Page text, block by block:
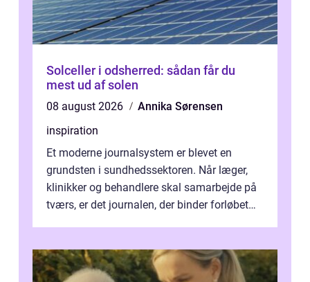
Solceller i odsherred: sådan får du
mest ud af solen
08 august 2026
Annika Sørensen
inspiration
Et moderne journalsystem er blevet en
grundsten i sundhedssektoren. Når læger,
klinikker og behandlere skal samarbejde på
tværs, er det journalen, der binder forløbet